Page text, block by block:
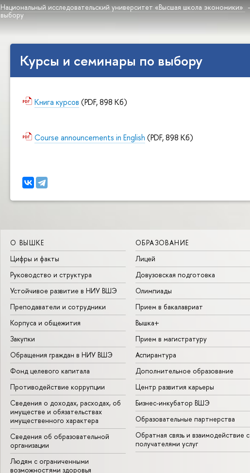
Национальный исследовательский университет «Высшая школа экономики»
выбору
Курcы и семинары по выбору
Книга курсов (PDF, 898 Кб)
Course announcements in English (PDF, 898 Кб)
О ВЫШКЕ
Цифры и факты
Руководство и структура
Устойчивое развитие в НИУ ВШЭ
Преподаватели и сотрудники
Корпуса и общежития
Закупки
Обращения граждан в НИУ ВШЭ
Фонд целевого капитала
Противодействие коррупции
Сведения о доходах, расходах, об
имуществе и обязательствах
имущественного характера
Сведения об образовательной
организации
Людям с ограниченными
возможностями здоровья
ОБРАЗОВАНИЕ
Лицей
Довузовская подготовка
Олимпиады
Прием в бакалавриат
Вышка+
Прием в магистратуру
Аспирантура
Дополнительное образование
Центр развития карьеры
Бизнес-инкубатор ВШЭ
Образовательные партнерства
Обратная связь и взаимодействие с
получателями услуг